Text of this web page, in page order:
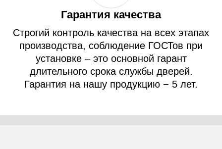
Гарантия качества
Строгий контроль качества на всех этапах
производства, соблюдение ГОСТов при
установке – это основной гарант
длительного срока службы дверей.
Гарантия на нашу продукцию − 5 лет.